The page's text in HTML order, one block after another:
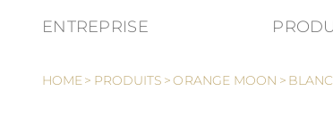
ENTREPRISE
HOME> PRODUITS >ORANGE MOON > BLANC